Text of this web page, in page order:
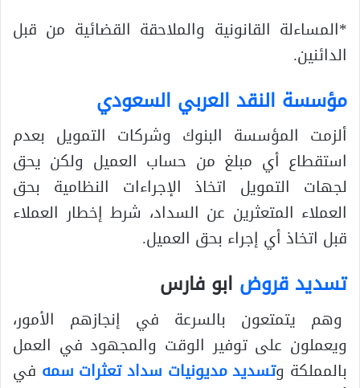
*المساءلة القانونية والملاحقة القضائية من قبل
الدائنين.
مؤسسة النقد العربي السعودي
ألزمت المؤسسة البنوك وشركات التمويل بعدم
استقطاع أي مبلغ من حساب العميل ولكن يحق
لجهات التمويل اتخاذ الإجراءات النظامية بحق
العملاء المتعثرين عن السداد، شرط إخطار العملاء
قبل اتخاذ أي إجراء بحق العميل.
تسديد قروض ابو فارس
وهم يتمتعون بالسرعة في إنجازهم الأمور،
ويعملون على توفير الوقت والمجهود في العمل
بالمملكة وتسديد مديونيات سداد تعثرات سمه في